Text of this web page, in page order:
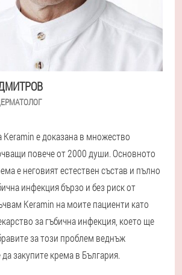
Keramin е доказана в множество
повече от 2000 души. Основното
е неговият естествен състав и пълно
инфекция бързо и без риск от
Keramin на моите пациенти като
за гъбична инфекция, което ще
за този проблем веднъж
закупите крема в България.